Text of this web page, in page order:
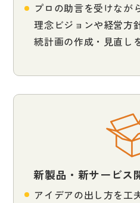
プロの助言を受けなが
理念ビジョンや経営方
続計画の作成・見直し
新製品・新サービス
アイデアの出し方を工